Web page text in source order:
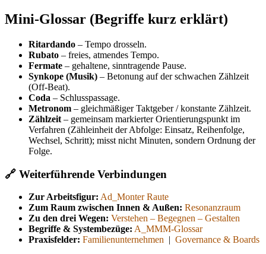
Mini-Glossar (Begriffe kurz erklärt)
Ritardando – Tempo drosseln.
Rubato – freies, atmendes Tempo.
Fermate – gehaltene, sinntragende Pause.
Synkope (Musik) – Betonung auf der schwachen Zählzeit
(Off-Beat).
Coda – Schlusspassage.
Metronom – gleichmäßiger Taktgeber / konstante Zählzeit.
Zählzeit – gemeinsam markierter Orientierungspunkt im
Verfahren (Zähleinheit der Abfolge: Einsatz, Reihenfolge,
Wechsel, Schritt); misst nicht Minuten, sondern Ordnung der
Folge.
🔗 Weiterführende Verbindungen
Zur Arbeitsfigur: Ad_Monter Raute
Zum Raum zwischen Innen & Außen: Resonanzraum
Zu den drei Wegen: Verstehen – Begegnen – Gestalten
Begriffe & Systembezüge: A_MMM-Glossar
Praxisfelder: Familienunternehmen
Governance & Boards